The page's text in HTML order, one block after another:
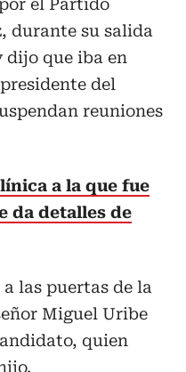
el Partido
durante su salida
dijo que iba en
del
reuniones
a la que fue
da detalles de
las puertas de la
Miguel Uribe
quien